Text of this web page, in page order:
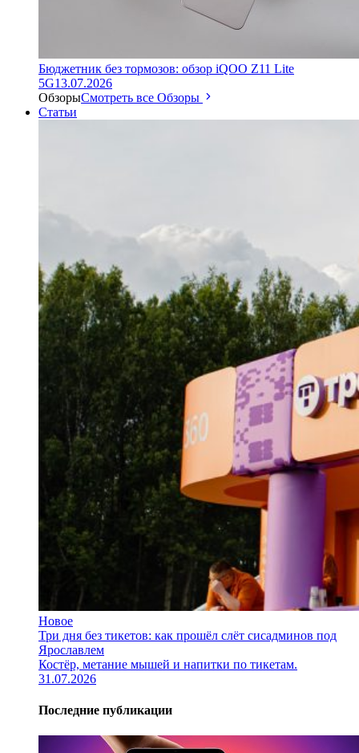
Бюджетник без тормозов: обзор iQOO Z11 Lite
5G13.07.2026
ОбзорыСмотреть все Обзоры
Статьи
Новое
Три дня без тикетов: как прошёл слёт сисадминов под
Ярославлем
Костёр, метание мышей и напитки по тикетам.
31.07.2026
Последние публикации